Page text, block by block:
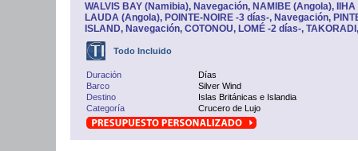
WALVIS BAY (Namibia), Navegación, NAMIBE (Angola),
LAUDA (Angola), POINTE-NOIRE -3 días-, Navegación,
ISLAND, Navegación, COTONOU, LOMÉ -2 días-,
Todo Incluido
Duración
Días
Barco
Silver Wind
Destino
Islas Británicas e Islandia
Categoría
Crucero de Lujo